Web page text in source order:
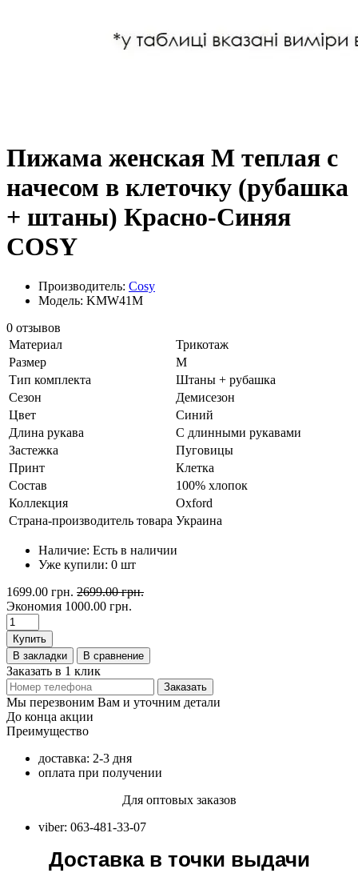
Пижама женская M теплая с
начесом в клеточку (рубашка
+ штаны) Красно-Синяя
COSY
Производитель: Cosy
Модель: KMW41M
0 отзывов
Материал
Трикотаж
Размер
M
Тип комплекта
Штаны + рубашка
Сезон
Демисезон
Цвет
Синий
Длина рукава
С длинными рукавами
Застежка
Пуговицы
Принт
Клетка
Состав
100% хлопок
Коллекция
Oxford
Страна-производитель товара Украина
Наличие: Есть в наличии
Уже купили: 0 шт
1699.00 грн. 2699.00 грн.
Экономия 1000.00 грн.
Купить
В закладки
В сравнение
Заказать в 1 клик
Заказать
Мы перезвоним Вам и уточним детали
До конца акции
Преимущество
доставка: 2-3 дня
оплата при получении
Для оптовых заказов
viber: 063-481-33-07
Доставка в точки выдачи